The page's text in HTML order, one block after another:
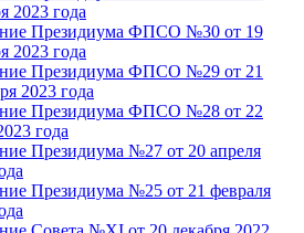
2023 года
Президиума ФПСО №30 от 19
2023 года
Президиума ФПСО №29 от 21
2023 года
Президиума ФПСО №28 от 22
года
Президиума №27 от 20 апреля
Президиума №25 от 21 февраля